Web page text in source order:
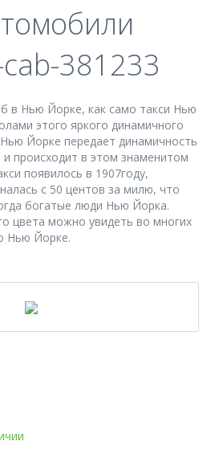
381233
в Нью Йорке, как само такси Нью
этого яркого динамичного
Йорке передает динамичность
и происходит в этом знаменитом
появилось в 1907году,
с 50 центов за милю, что
богатые люди Нью Йорка.
цвета можно увидеть во многих
Нью Йорке.